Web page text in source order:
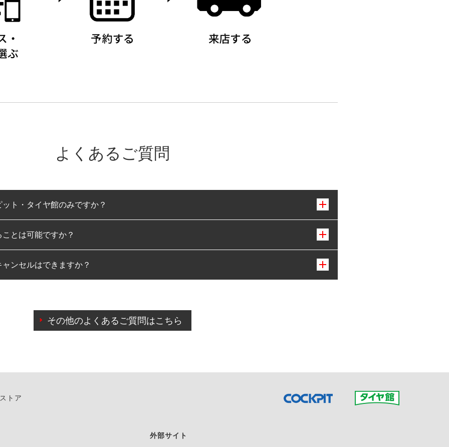
よくあるご質問
ト・タイヤ館のみですか？
みとなります。
とは可能ですか？
可能です。
ンセルはできますか？
によりご予約のキャンセルをご希望の際は、直接ご予約いただいた店舗へご連絡くださ
その他のよくあるご質問はこちら
トア
外部サイト